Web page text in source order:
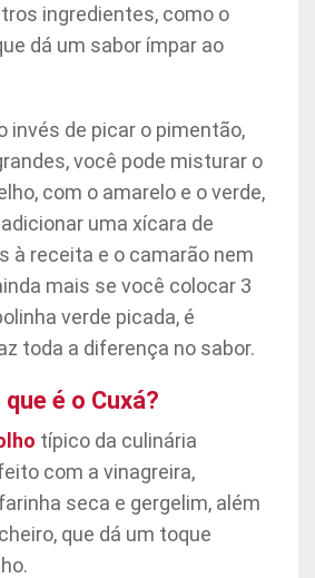
ingredientes, como o
dá um sabor ímpar ao
invés de picar o pimentão,
você pode misturar o
com o amarelo e o verde,
uma xícara de
à receita e o camarão nem
mais se você colocar 3
verde picada, é
toda a diferença no sabor.
é o Cuxá?
típico da culinária
com a vinagreira,
seca e gergelim, além
que dá um toque